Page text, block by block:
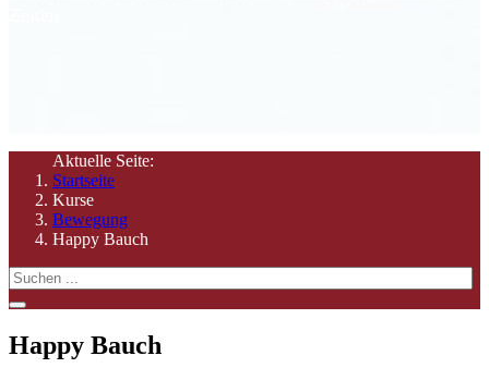
Aktuelle Seite:
Startseite
Kurse
Bewegung
Happy Bauch
Happy Bauch